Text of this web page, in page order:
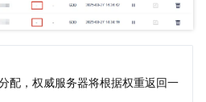
配，权威服务器将根据权重返回一